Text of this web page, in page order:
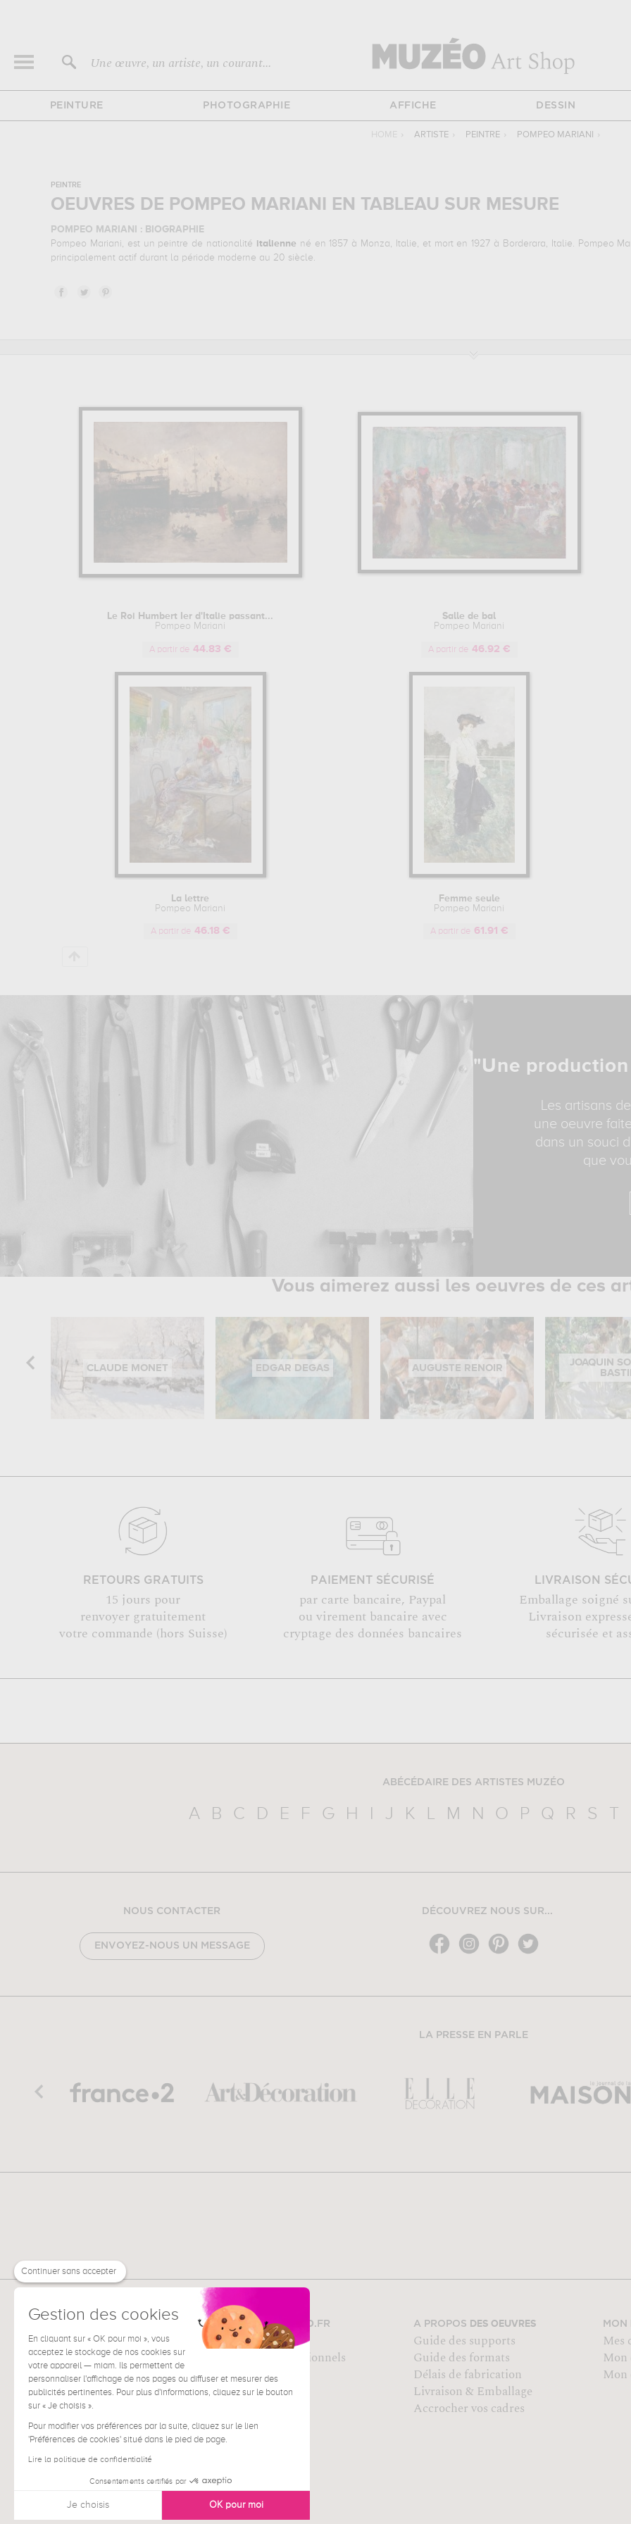
Une œuvre, un artiste, un courant...
PEINTURE PHOTOGRAPHIE AFFICHE DESSIN
HOME › ARTISTE › PEINTRE › POMPEO MARIANI ›
PEINTRE
OEUVRES DE POMPEO MARIANI EN TABLEAU SUR MESURE
POMPEO MARIANI : BIOGRAPHIE
Pompeo Mariani, est un peintre de nationalité
italienne né en 1857 à Monza, Italie, et mort en 1927 à Borderara, Italie. Pompeo
principalement actif durant la période moderne au 20 siècle.
POMPEO MARIANI : SES PRINCIPALES OEUVRES
Le Roi Humbert Ier d'Italie passant...
Pompeo Mariani
A partir de 44.83 €
Salle de bal
Pompeo Mariani
A partir de 46.92 €
La lettre
Pompeo Mariani
A partir de 46.18 €
Femme seule
Pompeo Mariani
A partir de 61.91 €
"Une
Les artisans
une oeuvre
dans un souci
que
Vous aimerez aussi les oeuvres de ces
CLAUDE MONET EDGAR DEGAS AUGUSTE RENOIR
JOAQUIN
RETOURS GRATUITS
15 jours pour
renvoyer gratuitement
votre commande (hors Suisse)
PAIEMENT SÉCURISÉ
par carte bancaire, Paypal
ou virement bancaire avec
cryptage des données bancaires
LIVRAISON
Emballage soigné
Livraison
sécurisée et
ABÉCÉDAIRE DES ARTISTES MUZÉO
A B C D E F G H I J K L M N O P Q R S T
NOUS CONTACTER
ENVOYEZ-NOUS UN MESSAGE
DÉCOUVREZ NOUS SUR...
LA PRESSE EN PARLE
TOUT SURMUZÉO.FR
La société
Pour les professionnels
Presse
A PROPOS DES OEUVRES
Guide des supports
Guide des formats
Délais de fabrication
Livraison & Emballage
Accrocher vos cadres
MON
Mes
Mon
Continuer sans accepter
Gestion des cookies
En cliquant sur « OK pour moi », vous
acceptez le stockage de nos cookies sur
votre appareil — miam. Ils permettent de
personnaliser l'affichage de nos pages ou diffuser et mesurer des
publicités pertinentes. Pour plus d'informations, cliquez sur le bouton
sur « Je choisis ».
Pour modifier vos préférences par la suite, cliquez sur le lien
'Préférences de cookies' situé dans le pied de page.
Lire la politique de confidentialité
Consentements certifiés par
Je choisis OK pour moi